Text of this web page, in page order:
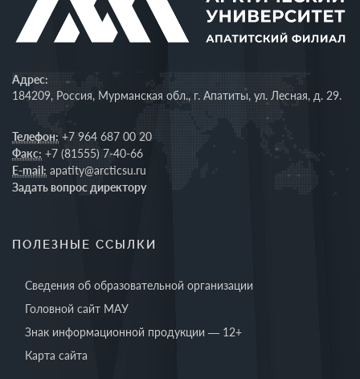
Адрес:
184209, Россия, Мурманская обл., г. Апатиты, ул. Лесная, д. 29.
Телефон: +7 964 687 00 20
Факс: +7 (81555) 7-40-66
E-mail: apatity@arcticsu.ru
Задать вопрос директору
ПОЛЕЗНЫЕ ССЫЛКИ
Сведения об образовательной организации
Головной сайт МАУ
Знак информационной продукции — 12+
Карта сайта